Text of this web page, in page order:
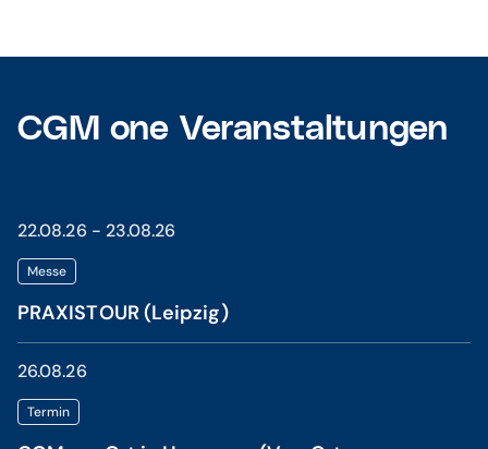
CGM one Veranstaltungen
22.08.26 - 23.08.26
Messe
PRAXISTOUR (Leipzig)
26.08.26
Termin